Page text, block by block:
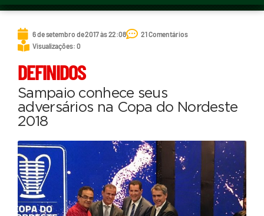
6 de setembro de 2017 às 22:08
21 Comentários
Visualizações: 0
DEFINIDOS
Sampaio conhece seus
adversários na Copa do Nordeste
2018